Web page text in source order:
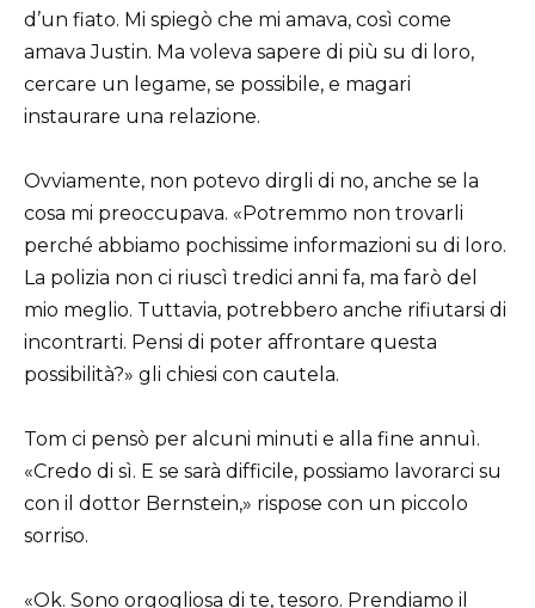
d’un fiato. Mi spiegò che mi amava, così come
amava Justin. Ma voleva sapere di più su di loro,
cercare un legame, se possibile, e magari
instaurare una relazione.
Ovviamente, non potevo dirgli di no, anche se la
cosa mi preoccupava. «Potremmo non trovarli
perché abbiamo pochissime informazioni su di loro.
La polizia non ci riuscì tredici anni fa, ma farò del
mio meglio. Tuttavia, potrebbero anche rifiutarsi di
incontrarti. Pensi di poter affrontare questa
possibilità?» gli chiesi con cautela.
Tom ci pensò per alcuni minuti e alla fine annuì.
«Credo di sì. E se sarà difficile, possiamo lavorarci su
con il dottor Bernstein,» rispose con un piccolo
sorriso.
«Ok. Sono orgogliosa di te, tesoro. Prendiamo il